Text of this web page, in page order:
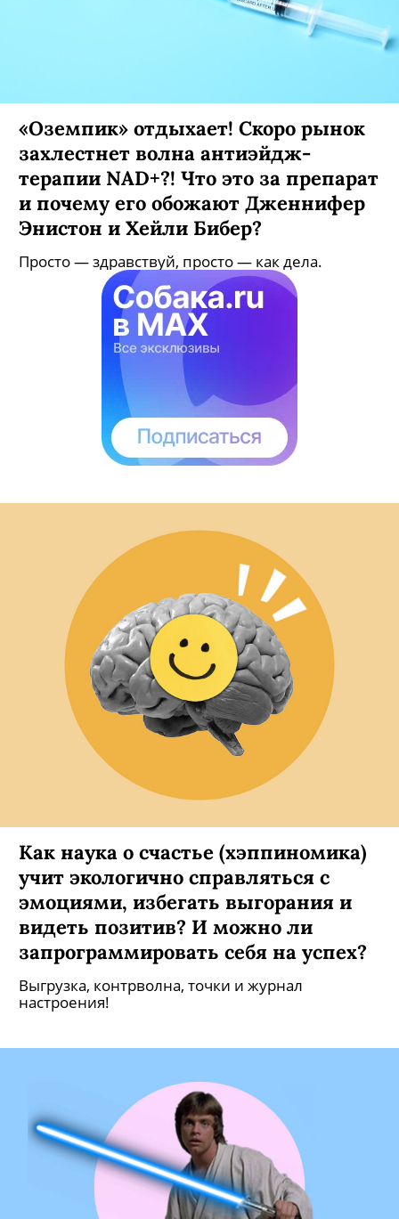
«Оземпик» отдыхает! Скоро рынок
захлестнет волна антиэйдж-
терапии NAD+?! Что это за препарат
и почему его обожают Дженнифер
Энистон и Хейли Бибер?
Просто — здравствуй, просто — как дела.
Как наука о счастье (хэппиномика)
учит экологично справляться с
эмоциями, избегать выгорания и
видеть позитив? И можно ли
запрограммировать себя на успех?
Выгрузка, контрволна, точки и журнал
настроения!